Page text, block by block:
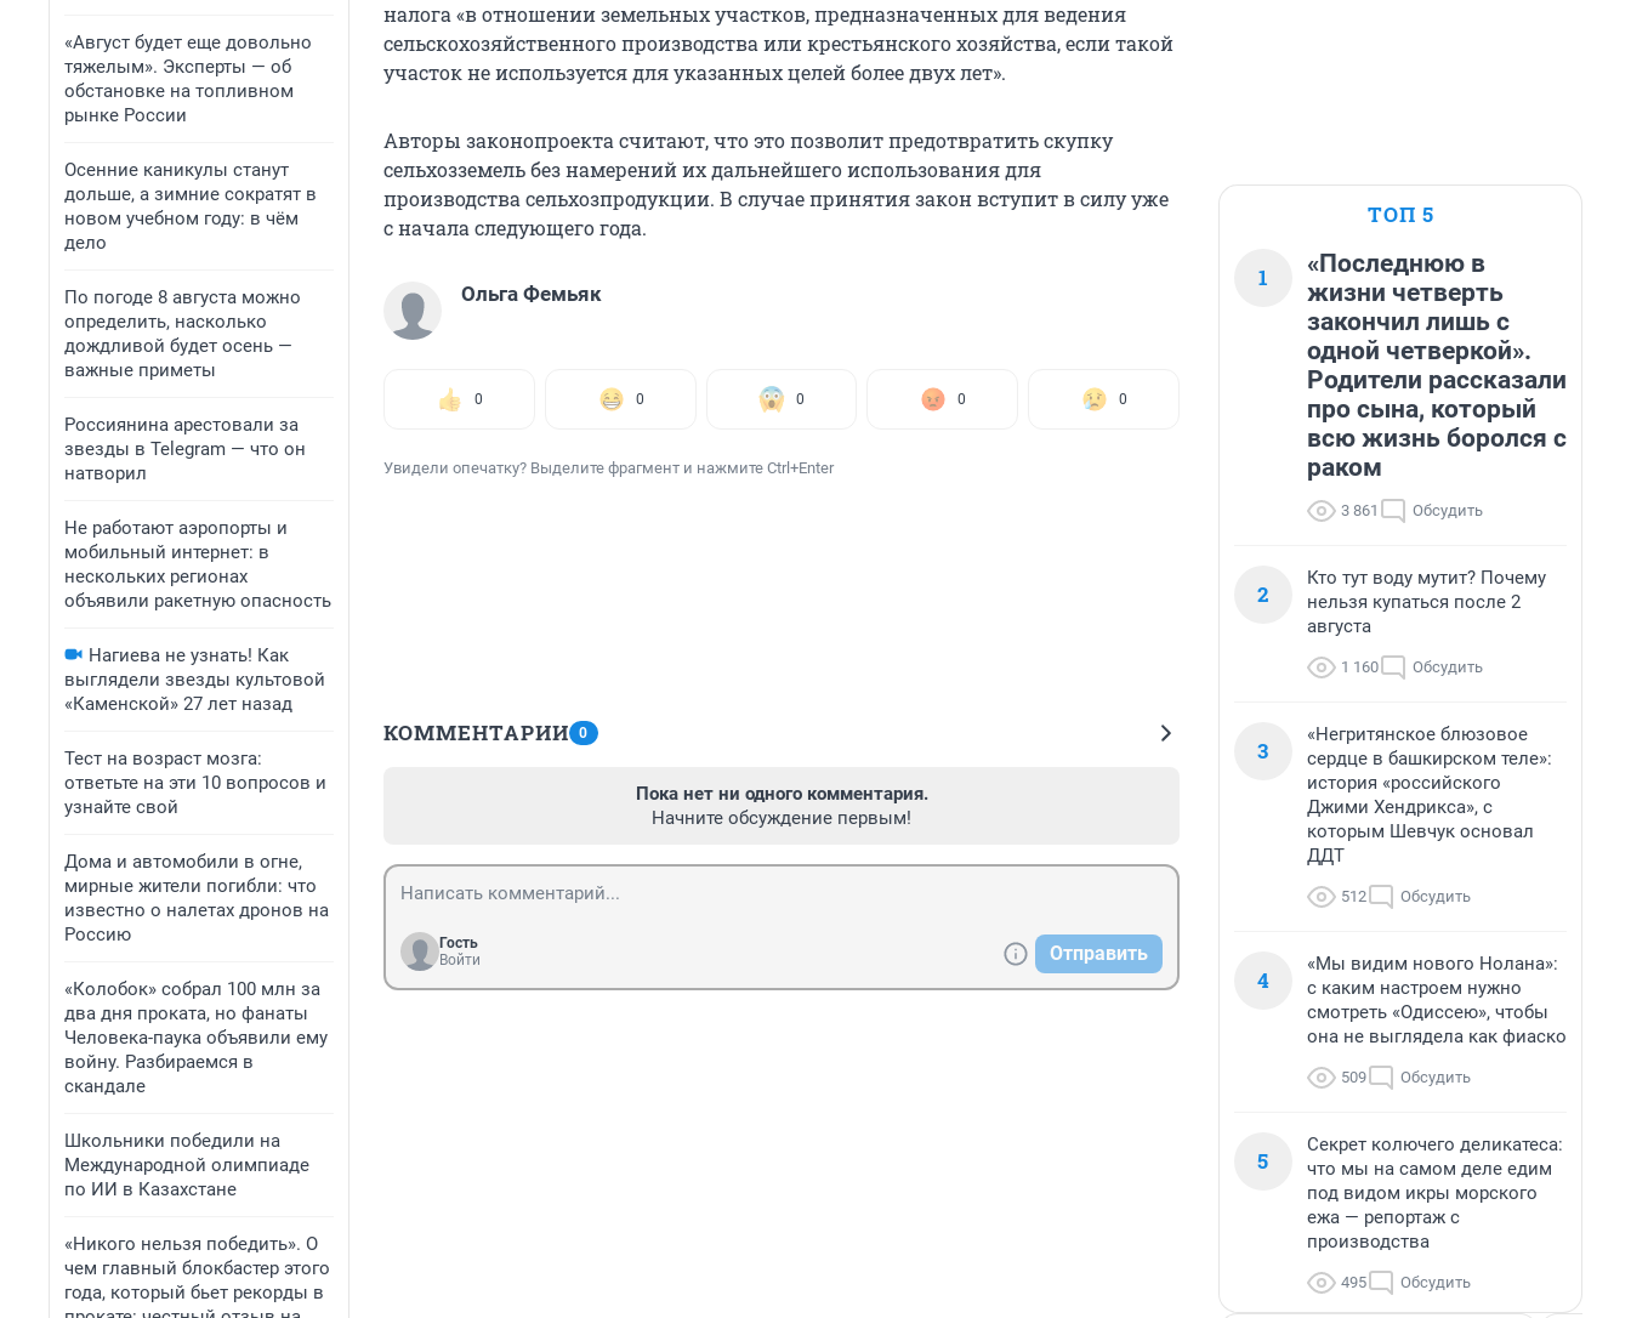
«Август будет еще довольно
тяжелым». Эксперты — об
обстановке на топливном
рынке России
Осенние каникулы станут
дольше, а зимние сократят в
новом учебном году: в чём
дело
По погоде 8 августа можно
определить, насколько
дождливой будет осень —
важные приметы
Россиянина арестовали за
звезды в Telegram — что он
натворил
Не работают аэропорты и
мобильный интернет: в
нескольких регионах
объявили ракетную опасность
Нагиева не узнать! Как
выглядели звезды культовой
«Каменской» 27 лет назад
Тест на возраст мозга:
ответьте на эти 10 вопросов и
узнайте свой
Дома и автомобили в огне,
мирные жители погибли: что
известно о налетах дронов на
Россию
«Колобок» собрал 100 млн за
два дня проката, но фанаты
Человека-паука объявили ему
войну. Разбираемся в
скандале
Школьники победили на
Международной олимпиаде
по ИИ в Казахстане
«Никого нельзя победить». О
чем главный блокбастер этого
года, который бьет рекорды в
налога «в отношении земельных участков, предназначенных для ведения
сельскохозяйственного производства или крестьянского хозяйства, если такой
участок не используется для указанных целей более двух лет».
Авторы законопроекта считают, что это позволит предотвратить скупку
сельхозземель без намерений их дальнейшего использования для
производства сельхозпродукции. В случае принятия закон вступит в силу уже
с начала следующего года.
Ольга Фемьяк
0 0 0 0 0
Увидели опечатку? Выделите фрагмент и нажмите Ctrl+Enter
КОММЕНТАРИИ 0
Пока нет ни одного комментария.
Начните обсуждение первым!
Гость
Войти
Отправить
ТОП 5
1
«Последнюю в
жизни четверть
закончил лишь с
одной четверкой».
Родители рассказали
про сына, который
всю жизнь боролся с
раком
3 861 Обсудить
2
Кто тут воду мутит? Почему
нельзя купаться после 2
августа
1 160 Обсудить
3
«Негритянское блюзовое
сердце в башкирском теле»:
история «российского
Джими Хендрикса», с
которым Шевчук основал
ДДТ
512 Обсудить
4
«Мы видим нового Нолана»:
с каким настроем нужно
смотреть «Одиссею», чтобы
она не выглядела как фиаско
509 Обсудить
5
Секрет колючего деликатеса:
что мы на самом деле едим
под видом икры морского
ежа — репортаж с
производства
495 Обсудить